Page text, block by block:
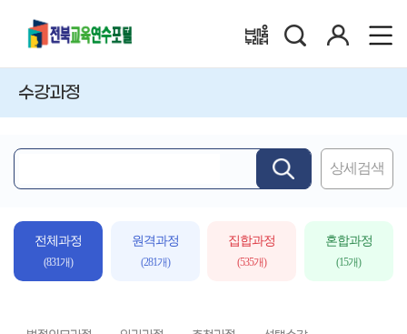
배움누리터
수강과정
심
상세검색
전체과정
(831개)
원격과정
(281개)
집합과정
(535개)
혼합과정
(15개)